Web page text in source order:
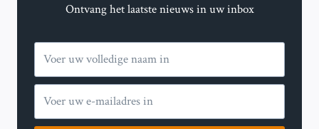
Ontvang het laatste nieuws in uw inbox